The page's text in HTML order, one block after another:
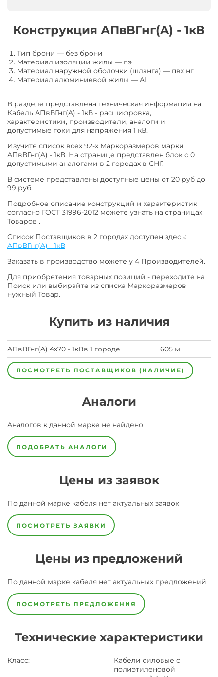
Конструкция АПвВГнг(A) - 1кВ
Тип брони — без брони
Материал изоляции жилы — пэ
Материал наружной оболочки (шланга) — пвх нг
Материал алюминиевой жилы — Al
В разделе представлена техническая информация на
Кабель АПвВГнг(A) - 1кВ - расшифровка,
характеристики, производители, аналоги и
допустимые токи для напряжения 1 кВ.
Изучите список всех 92-х Маркоразмеров марки
АПвВГнг(A) - 1кВ. На странице представлен блок с 0
допустимыми аналогами в 2 городах в СНГ.
В системе представлены доступные цены от 20 руб до
99 руб.
Подробное описание конструкций и характеристик
согласно ГОСТ 31996-2012 можете узнать на страницах
Товаров .
Список Поставщиков в 2 городах доступен здесь:
АПвВГнг(A) - 1кВ
Заказать в производство можете у 4 Производителей.
Для приобретения товарных позиций - переходите на
Поиск или выбирайте из списка Маркоразмеров
нужный Товар.
Купить из наличия
АПвВГнг(A) 4х70 - 1кВв 1 городе 605 м
ПОСМОТРЕТЬ ПОСТАВЩИКОВ (НАЛИЧИЕ)
Аналоги
Аналогов к данной марке не найдено
ПОДОБРАТЬ АНАЛОГИ
Цены из заявок
По данной марке кабеля нет актуальных заявок
ПОСМОТРЕТЬ ЗАЯВКИ
Цены из предложений
По данной марке кабеля нет актуальных предложений
ПОСМОТРЕТЬ ПРЕДЛОЖЕНИЯ
Технические характеристики
Класс:
Кабели силовые с
полиэтиленовой